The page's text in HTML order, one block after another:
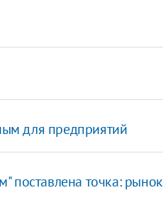
для предприятий
поставлена точка: рынок